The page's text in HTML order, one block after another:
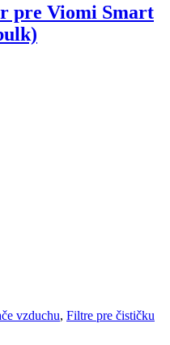
pre Viomi Smart
vzduchu, Filtre pre čističku